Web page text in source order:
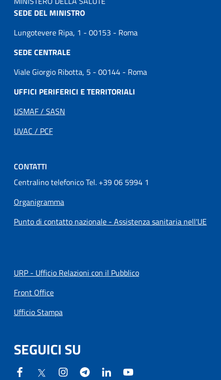
SEDE DEL MINISTRO
Lungotevere Ripa, 1 - 00153 - Roma
SEDE CENTRALE
Viale Giorgio Ribotta, 5 - 00144 - Roma
UFFICI PERIFERICI E TERRITORIALI
USMAF / SASN
UVAC / PCF
CONTATTI
Centralino telefonico Tel. +39 06 5994 1
Organigramma
Punto di contatto nazionale - Assistenza sanitaria nell'UE
URP - Ufficio Relazioni con il Pubblico
Front Office
Ufficio Stampa
SEGUICI SU